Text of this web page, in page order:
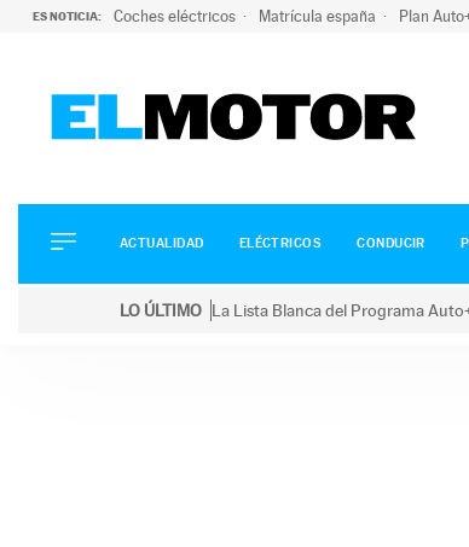
ES NOTICIA: Coches eléctricos Matrícula españa Plan
ELÉCTRICOS
CONDUCIR
ACTUALIDAD ELÉCTRICOS CONDUCIR
LO ÚLTIMO La Lista Blanca del Programa